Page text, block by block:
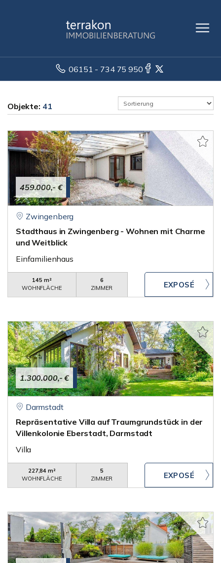
06151 - 734 75 950
Objekte: 41
459.000,- €
Zwingenberg
Stadthaus in Zwingenberg - Wohnen mit Charme
und Weitblick
Einfamilienhaus
145 m²
WOHNFLÄCHE
6
ZIMMER
1.300.000,- €
Darmstadt
Repräsentative Villa auf Traumgrundstück in der
Villenkolonie Eberstadt, Darmstadt
Villa
227,84 m²
WOHNFLÄCHE
5
ZIMMER